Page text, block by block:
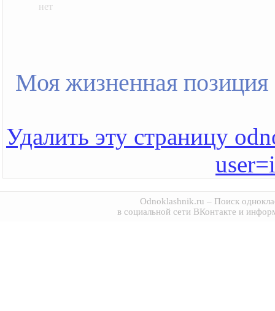
нет
Моя жизненная позиция
Удалить эту страницу
Odnoklashnik.ru – Поиск
в социальной сети ВКонтакте и